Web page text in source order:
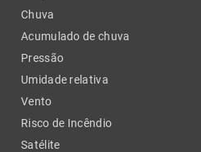
Chuva
Acumulado de chuva
Pressão
Umidade relativa
Vento
Risco de Incêndio
Satélite